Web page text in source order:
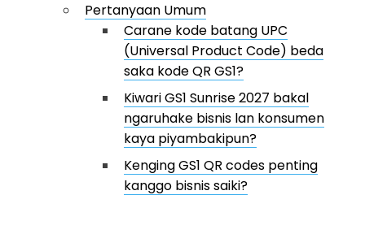
Pertanyaan Umum
Carane kode batang UPC
(Universal Product Code) beda
saka kode QR GS1?
Kiwari GS1 Sunrise 2027 bakal
ngaruhake bisnis lan konsumen
kaya piyambakipun?
Kenging GS1 QR codes penting
kanggo bisnis saiki?